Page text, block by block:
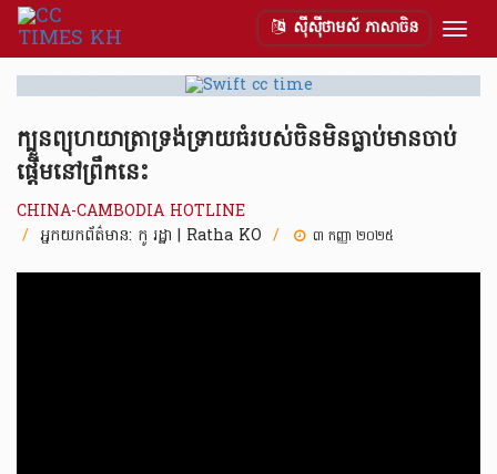
ស៊ីស៊ីថាមស៍ ភាសាចិន
ក្បួនព្យុហយាត្រាទ្រង់ទ្រាយធំរបស់ចិនមិនធ្លាប់មានចាប់
ផ្តើមនៅព្រឹកនេះ
CHINA-CAMBODIA HOTLINE
/ អ្នកយកព័ត៌មាន: កូ រដ្ឋា | Ratha KO / ៣ កញ្ញា ២០២៥